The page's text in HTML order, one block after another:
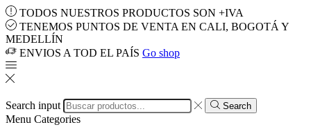
TODOS NUESTROS PRODUCTOS SON +IVA
TENEMOS PUNTOS DE VENTA EN CALI, BOGOTÁ Y
MEDELLÍN
ENVIOS A TOD EL PAÍS Go shop
Search input Search
Menu Categories